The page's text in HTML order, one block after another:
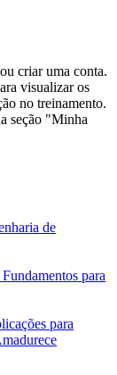
criar uma conta.
visualizar os
no treinamento.
seção "Minha
de
para
para